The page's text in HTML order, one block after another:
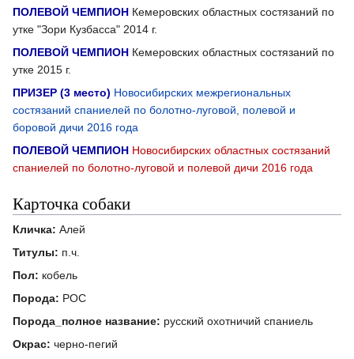
ПОЛЕВОЙ ЧЕМПИОН Кемеровских областных состязаний по
утке "Зори Кузбасса" 2014 г.
ПОЛЕВОЙ ЧЕМПИОН Кемеровских областных состязаний по
утке 2015 г.
ПРИЗЕР (3 место) Новосибирских межрегиональных
состязаний спаниелей по болотно-луговой, полевой и
боровой дичи 2016 года
ПОЛЕВОЙ ЧЕМПИОН Новосибирских областных состязаний
спаниелей по болотно-луговой и полевой дичи 2016 года
Карточка собаки
Кличка: Алей
Титулы: п.ч.
Пол: кобель
Порода: РОС
Порода_полное название: русский охотничий спаниель
Окрас: черно-пегий